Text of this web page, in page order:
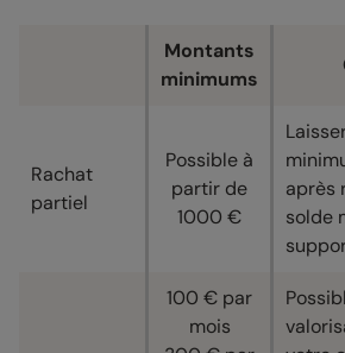
Montants
minimums
Rachat
partiel
Possible à
partir de
1000 €
après
solde
100 € par
mois